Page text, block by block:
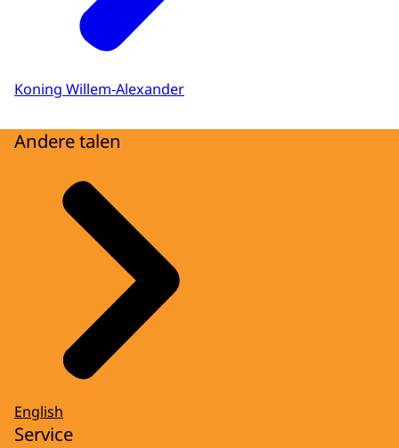
Koning Willem-Alexander
Andere talen
English
Service